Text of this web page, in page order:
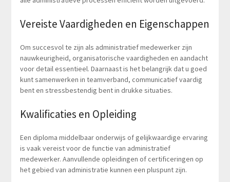
Vereiste Vaardigheden en Eigenschappen
Om succesvol te zijn als administratief medewerker zijn
nauwkeurigheid, organisatorische vaardigheden en aandacht
voor detail essentieel. Daarnaast is het belangrijk dat u goed
kunt samenwerken in teamverband, communicatief vaardig
bent en stressbestendig bent in drukke situaties.
Kwalificaties en Opleiding
Een diploma middelbaar onderwijs of gelijkwaardige ervaring
is vaak vereist voor de functie van administratief
medewerker. Aanvullende opleidingen of certificeringen op
het gebied van administratie kunnen een pluspunt zijn.